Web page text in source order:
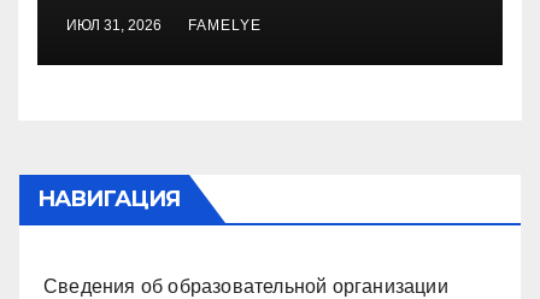
ИЮЛ 31, 2026 FAMELYE
НАВИГАЦИЯ
Сведения об образовательной организации